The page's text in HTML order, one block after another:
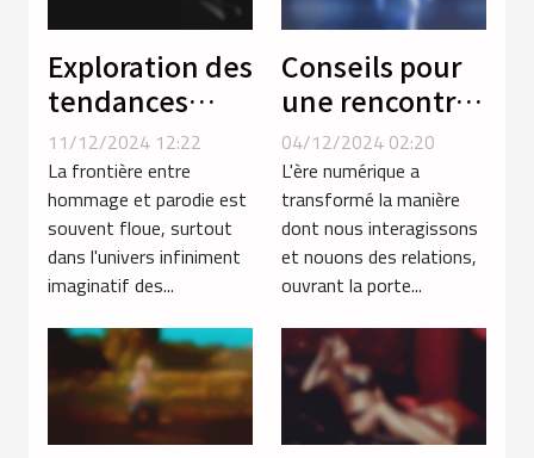
Exploration des
tendances
actuelles dans
les parodies
hentai de
séries animées
11/12/2024 12:22
La frontière entre
hommage et parodie est
souvent floue, surtout
dans l'univers infiniment
imaginatif des...
Conseils pour
une rencontre
sécurisée et
agréable en
ligne
04/12/2024 02:20
L'ère numérique a
transformé la manière
dont nous interagissons
et nouons des relations,
ouvrant la porte...